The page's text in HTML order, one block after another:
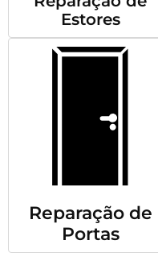
Estores
Reparação de
Portas